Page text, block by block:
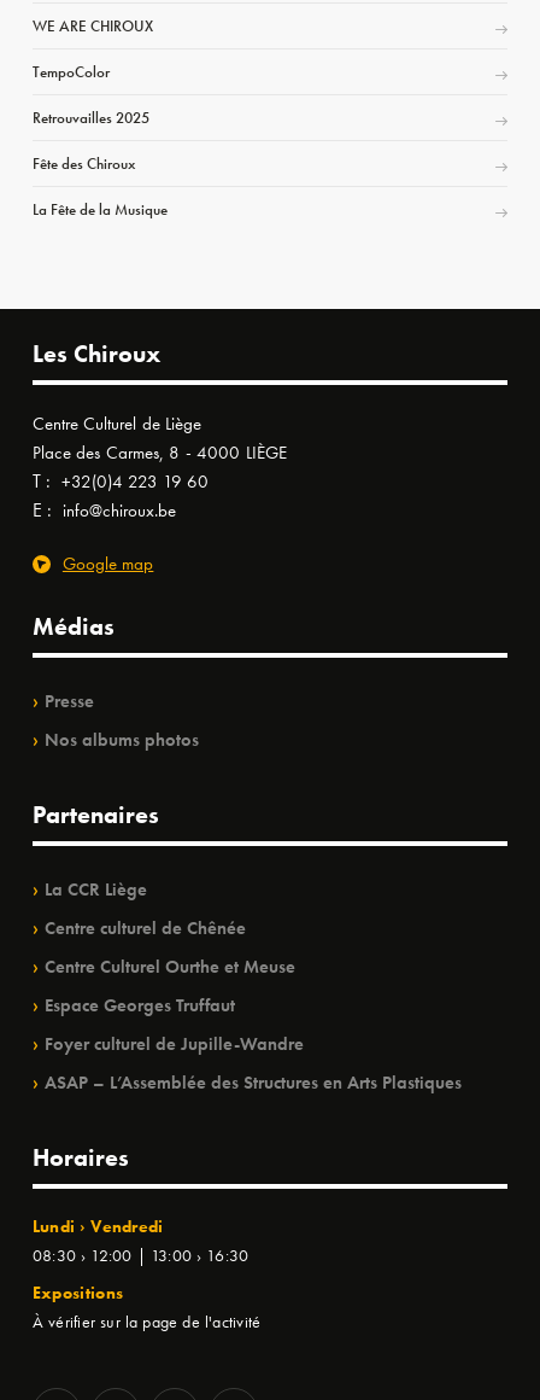
WE ARE CHIROUX
TempoColor
Retrouvailles 2025
Fête des Chiroux
La Fête de la Musique
Les Chiroux
Centre Culturel de Liège
Place des Carmes, 8 - 4000 LIÈGE
T : +32(0)4 223 19 60
E : info@chiroux.be
Google map
Médias
Presse
Nos albums photos
Partenaires
La CCR Liège
Centre culturel de Chênée
Centre Culturel Ourthe et Meuse
Espace Georges Truffaut
Foyer culturel de Jupille-Wandre
ASAP – L’Assemblée des Structures en Arts Plastiques
Horaires
Lundi › Vendredi
08:30 › 12:00 | 13:00 › 16:30
Expositions
À vérifier sur la page de l'activité